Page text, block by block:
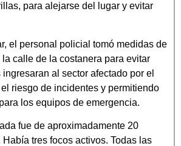
para alejarse del lugar y evitar
el personal policial tomó medidas de
calle de la costanera para evitar
al sector afectado por el
riesgo de incidentes y permitiendo
los equipos de emergencia.
fue de aproximadamente 20
Había tres focos activos. Todas las